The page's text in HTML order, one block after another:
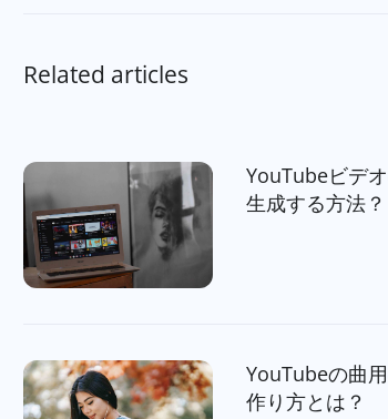
Related articles
YouTubeビデ
生成する方法？
YouTubeの曲
作り方とは？